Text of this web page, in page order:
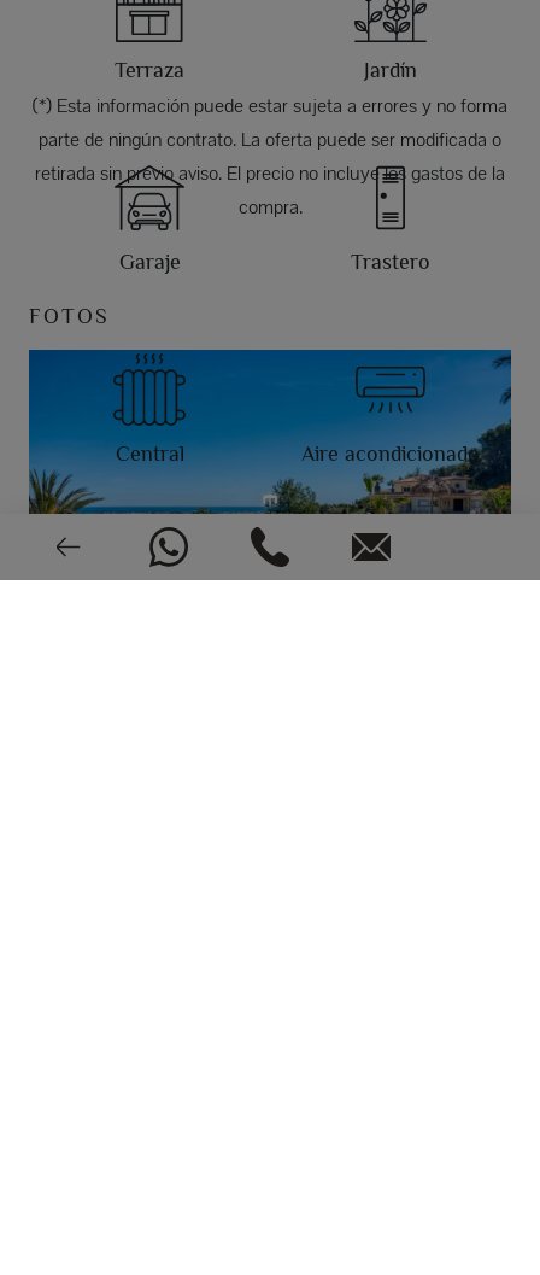
Terraza Jardín
Garaje Trastero
Central Aire acondicionado
(*) Esta información puede estar sujeta a errores y no forma
parte de ningún contrato. La oferta puede ser modificada o
retirada sin previo aviso. El precio no incluye los gastos de la
compra.
FOTOS